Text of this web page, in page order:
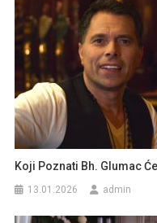
Koji Poznati Bh. Glumac
13.01.2026 admin